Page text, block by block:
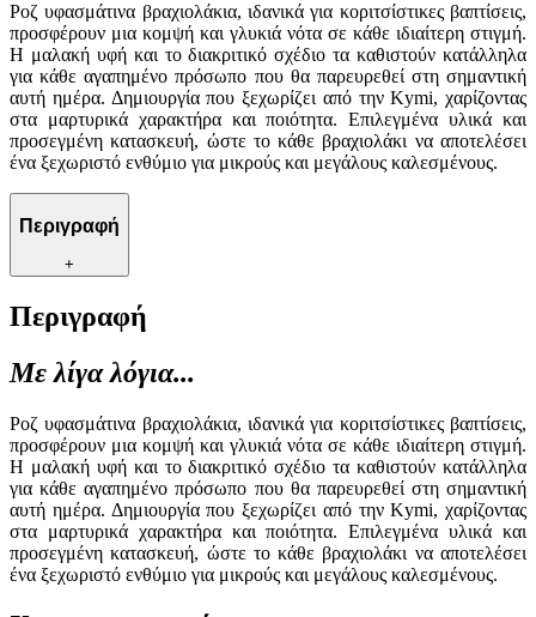
Ροζ υφασμάτινα βραχιολάκια, ιδανικά για κοριτσίστικες βαπτίσεις,
προσφέρουν μια κομψή και γλυκιά νότα σε κάθε ιδιαίτερη στιγμή.
Η μαλακή υφή και το διακριτικό σχέδιο τα καθιστούν κατάλληλα
για κάθε αγαπημένο πρόσωπο που θα παρευρεθεί στη σημαντική
αυτή ημέρα. Δημιουργία που ξεχωρίζει από την Kymi, χαρίζοντας
στα μαρτυρικά χαρακτήρα και ποιότητα. Επιλεγμένα υλικά και
προσεγμένη κατασκευή, ώστε το κάθε βραχιολάκι να αποτελέσει
ένα ξεχωριστό ενθύμιο για μικρούς και μεγάλους καλεσμένους.
Περιγραφή
+
Περιγραφή
Με λίγα λόγια...
Ροζ υφασμάτινα βραχιολάκια, ιδανικά για κοριτσίστικες βαπτίσεις,
προσφέρουν μια κομψή και γλυκιά νότα σε κάθε ιδιαίτερη στιγμή.
Η μαλακή υφή και το διακριτικό σχέδιο τα καθιστούν κατάλληλα
για κάθε αγαπημένο πρόσωπο που θα παρευρεθεί στη σημαντική
αυτή ημέρα. Δημιουργία που ξεχωρίζει από την Kymi, χαρίζοντας
στα μαρτυρικά χαρακτήρα και ποιότητα. Επιλεγμένα υλικά και
προσεγμένη κατασκευή, ώστε το κάθε βραχιολάκι να αποτελέσει
ένα ξεχωριστό ενθύμιο για μικρούς και μεγάλους καλεσμένους.